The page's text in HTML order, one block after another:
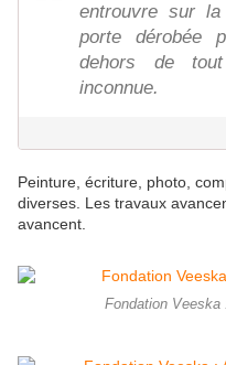
entrouvre sur
porte dérobée
dehors de
inconnue.
Peinture, écriture, photo,
diverses. Les travaux
avancent.
Fondation Veeska